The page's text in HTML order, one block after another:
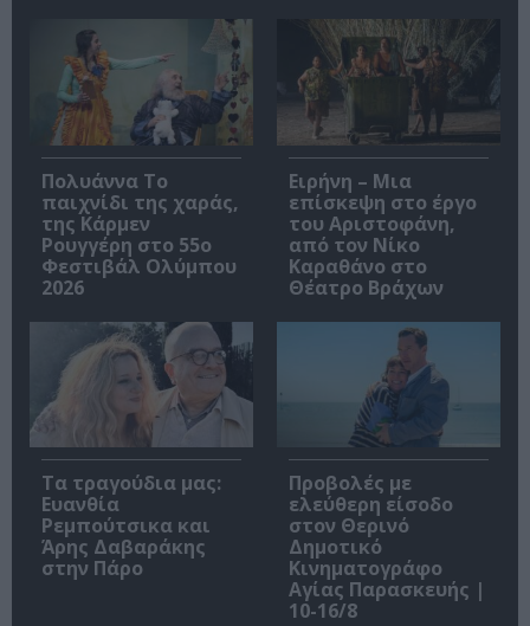
Πολυάννα Το
παιχνίδι της χαράς,
της Κάρμεν
Ρουγγέρη στο 55ο
Φεστιβάλ Ολύμπου
2026
Ειρήνη – Μια
επίσκεψη στο έργο
του Αριστοφάνη,
από τον Νίκο
Καραθάνο στο
Θέατρο Βράχων
Τα τραγούδια μας:
Ευανθία
Ρεμπούτσικα και
Άρης Δαβαράκης
στην Πάρο
Προβολές με
ελεύθερη είσοδο
στον Θερινό
Δημοτικό
Κινηματογράφο
Αγίας Παρασκευής |
10-16/8